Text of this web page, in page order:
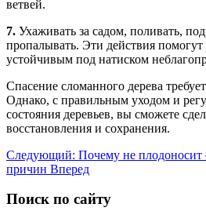
ветвей.
7. Ухаживать за садом, поливать,
пропалывать. Эти действия помогут
устойчивым под натиском
Спасение сломанного дерева
Однако, с правильным уходом и
состояния деревьев, вы сможете
восстановления и сохранения.
Следующий: Почему не плодоносит
причин Вперед
Поиск по сайту